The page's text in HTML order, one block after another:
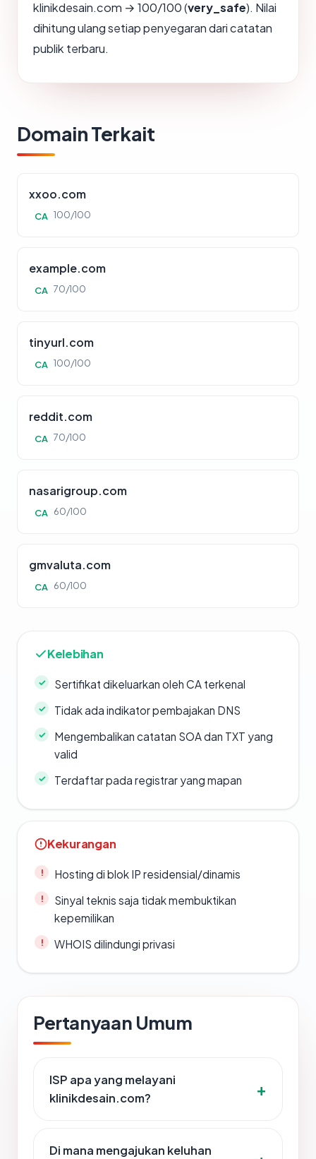
klinikdesain.com → 100/100 (very_safe). Nilai
dihitung ulang setiap penyegaran dari catatan
publik terbaru.
Domain Terkait
xxoo.com
CA 100/100
example.com
CA 70/100
tinyurl.com
CA 100/100
reddit.com
CA 70/100
nasarigroup.com
CA 60/100
gmvaluta.com
CA 60/100
Kelebihan
Sertifikat dikeluarkan oleh CA terkenal
Tidak ada indikator pembajakan DNS
Mengembalikan catatan SOA dan TXT yang
valid
Terdaftar pada registrar yang mapan
Kekurangan
Hosting di blok IP residensial/dinamis
Sinyal teknis saja tidak membuktikan
kepemilikan
WHOIS dilindungi privasi
Pertanyaan Umum
ISP apa yang melayani
klinikdesain.com?
Di mana mengajukan keluhan